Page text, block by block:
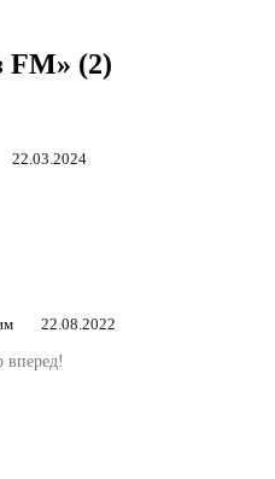
FM» (2)
22.03.2024
22.08.2022
вперед!